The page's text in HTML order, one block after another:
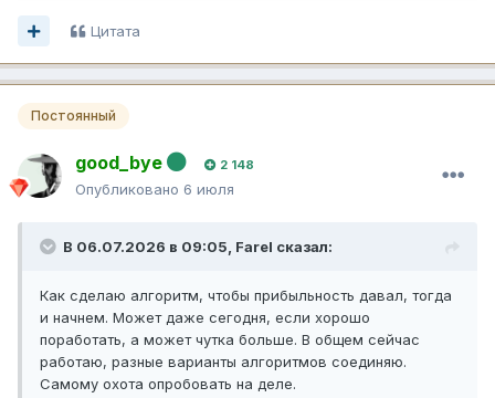
Цитата
Постоянный
good_bye 2 148
Опубликовано 6 июля
В 06.07.2026 в 09:05, Farel сказал:
Как сделаю алгоритм, чтобы прибыльность давал, тогда
и начнем. Может даже сегодня, если хорошо
поработать, а может чутка больше. В общем сейчас
работаю, разные варианты алгоритмов соединяю.
Самому охота опробовать на деле.